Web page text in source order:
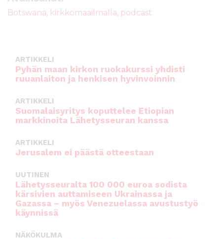
b
k
r
A
Botswana, kirkkomaailmalla, podcast
ARTIKKELI
Pyhän maan kirkon ruokakurssi yhdisti
ruuanlaiton ja henkisen hyvinvoinnin
ARTIKKELI
Suomalaisyritys koputtelee Etiopian
markkinoita Lähetysseuran kanssa
ARTIKKELI
Jerusalem ei päästä otteestaan
UUTINEN
Lähetysseuralta 100 000 euroa sodista
kärsivien auttamiseen Ukrainassa ja
Gazassa – myös Venezuelassa avustustyö
käynnissä
NÄKÖKULMA